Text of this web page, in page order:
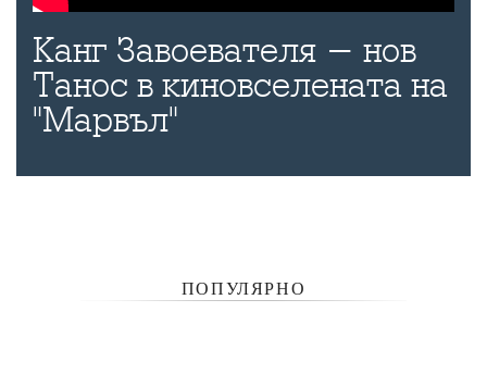
Канг Завоевателя - нов
Танос в киновселената на
"Марвъл"
ПОПУЛЯРНО